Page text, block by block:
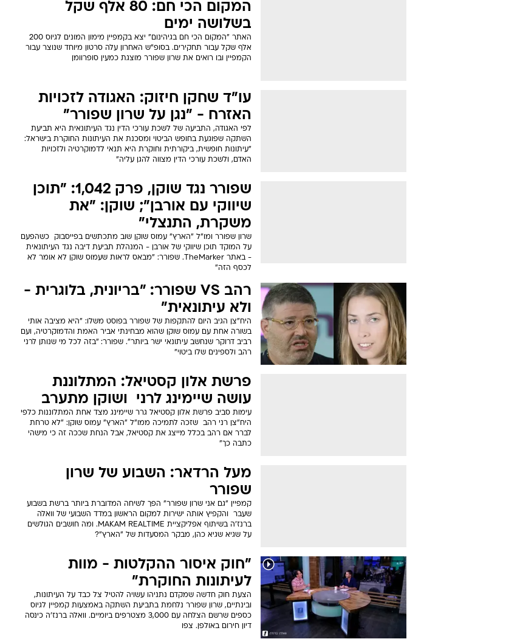
המקום הכי חם: 80 אלף שקל
בשלושה ימים
האתר "המקום הכי חם בגיהינום" יצא בקמפיין מימון המונים לגיוס 200
אלף שקל עבור תחקירים. בסופ"ש האחרון עלה סרטון מיוחד שנוצר עבור
הקמפיין ובו רואים את שרון שפורר מוצגת כמעין סופרוומן
עו"ד שחקן חיזוק: האגודה לזכויות
האזרח - "נגן על שרון שפורר"
לפי האגודה, התביעה של לשכת עורכי הדין נגד העיתונאית היא תביעת
השתקה שפוגעת בחופש הביטוי ומסכנת את העיתונות החוקרת בישראל:
"עיתונות חופשית, ביקורתית וחוקרת היא תנאי לדמוקרטיה ולזכויות
האדם, ולשכת עורכי הדין מצווה להגן עליה"
שפורר נגד שוקן, פרק 1,042: "תוכן
שיווקי עם אורבן"; שוקן: "את
משקרת, התנצלי"
שרון שפורר ומו"ל "הארץ" עמוס שוקן שוב מתכתשים בפייסבוק  כשהפעם
על המוקד תוכן שיווקי של אורבן - המנהלת תביעת דיבה נגד העיתונאית
- באתר TheMarker. שפורר: "מבאס לראות שעמוס שוקן לא אומר לא
לכסף הזה"
רהב VS שפורר: "בריונית, בלוגרית -
ולא עיתונאית"
היח"צן הגיב היום להתקפות של שפורר בפוסט משלו: "היא מציבה אותי
בשורה אחת עם עמוס שוקן שהוא מבחינתי אביר האמת והדמוקרטיה, ועם
רביב דרוקר שנחשב עיתונאי ישר ביותר". שפורר: "בזה לכל מי שנותן לרני
רהב ולספינים שלו ביטוי"
פרשת אלון קסטיאל: המתלוננת
עושה שיימינג לרני  ושוקן מתערב
עימות סביב פרשת אלון קסטיאל גרר שיימינג מצד אחת המתלוננות כלפי
היח"צן רני רהב  שזכה לתמיכה ממו"ל "הארץ" עמוס שוקן: "לא טרחת
לברר אם רהב בכלל מייצג את קסטיאל, אבל הנחת שככה זה כי מישהי
כתבה כך"
מעל הרדאר: השבוע של שרון
שפורר
קמפיין "גם אני שרון שפורר" הפך לשיחה המדוברת ביותר ברשת בשבוע
שעבר  והקפיץ אותה ישירות למקום הראשון במדד השבועי של וואלה
ברנז'ה בשיתוף אפליקציית MAKAM REALTIME. ומה חושבים הגולשים
על שגיא שגיא כהן, מבקר המסעדות של "הארץ"?
"חוק איסור ההקלטות - מוות
לעיתונות החוקרת"
הצעת חוק חדשה שמקדם נתניהו עשויה להטיל צל כבד על העיתונות,
ובינתיים, שרון שפורר נלחמת בתביעת השתקה באמצעות קמפיין לגיוס
כספים שרשם הצלחה עם 3,000 מצטרפים ביומיים. וואלה ברנז'ה כינסה
דיון חירום באולפן. צפו